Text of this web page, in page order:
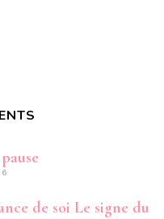
de soi Le signe du